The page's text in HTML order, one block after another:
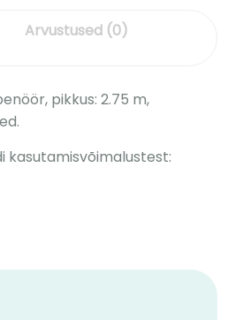
Arvustused (0)
pikkus: 2.75 m,
kasutamisvõimalustest: